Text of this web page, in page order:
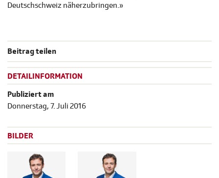
Deutschschweiz näherzubringen.»
Beitrag teilen
DETAILINFORMATION
Publiziert am
Donnerstag, 7. Juli 2016
BILDER